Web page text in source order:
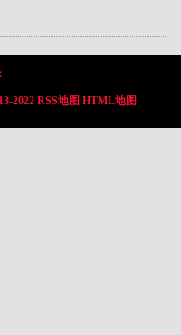
2022 RSS地图 HTML地图